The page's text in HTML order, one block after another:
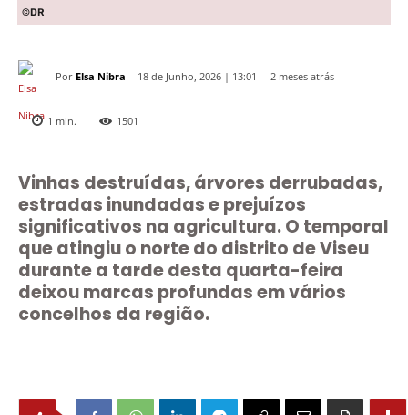
©DR
Por Elsa Nibra 18 de Junho, 2026 | 13:01 2 meses atrás
1 min. 1501
Vinhas destruídas, árvores derrubadas,
estradas inundadas e prejuízos
significativos na agricultura. O temporal
que atingiu o norte do distrito de Viseu
durante a tarde desta quarta-feira
deixou marcas profundas em vários
concelhos da região.